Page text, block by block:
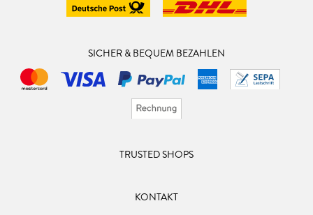
SICHER & BEQUEM BEZAHLEN
TRUSTED SHOPS
KONTAKT